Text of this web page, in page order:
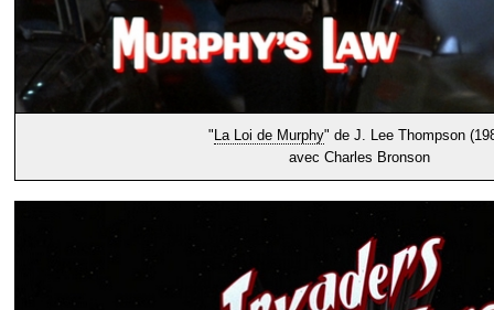
"La Loi de Murphy" de J. Lee Thompson
avec Charles Bronson